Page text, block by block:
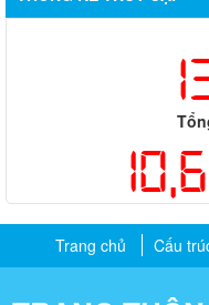
Trang chủ Cấu